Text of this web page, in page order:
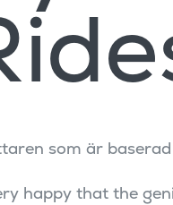
som är
happy that the